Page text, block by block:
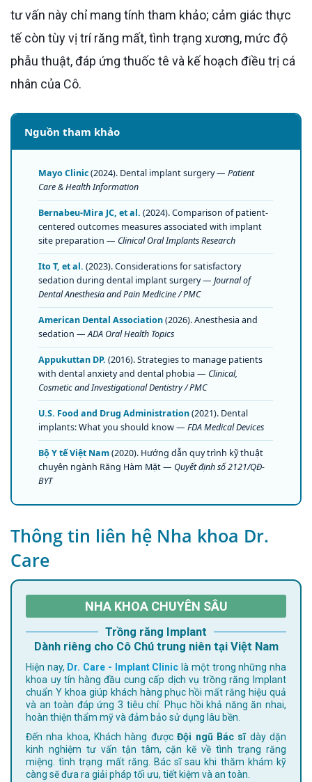
tư vấn này chỉ mang tính tham khảo; cảm giác thực
tế còn tùy vị trí răng mất, tình trạng xương, mức độ
phẫu thuật, đáp ứng thuốc tê và kế hoạch điều trị cá
nhân của Cô.
Nguồn tham khảo
Mayo Clinic(2024). Dental implant surgery — Patient
Care & Health Information
Bernabeu-Mira JC, et al. (2024). Comparison of patient-
centered outcomes measures associated with implant
site preparation — Clinical Oral Implants Research
Ito T, et al. (2023). Considerations for satisfactory
sedation during dental implant surgery — Journal of
Dental Anesthesia and Pain Medicine / PMC
American Dental Association(2026). Anesthesia and
sedation —ADA Oral Health Topics
Appukuttan DP. (2016). Strategies to manage patients
with dental anxiety and dental phobia — Clinical,
Cosmetic and Investigational Dentistry / PMC
U.S. Food and Drug Administration(2021). Dental
implants: What you should know — FDA Medical Devices
Bộ Y tế Việt Nam(2020). Hướng dẫn quy trình kỹ thuật
chuyên ngành Răng Hàm Mặt — Quyết định số 2121/QĐ-
BYT
Thông tin liên hệ Nha khoa Dr.
Care
NHA KHOA CHUYÊN SÂU
Trồng răng Implant
Dành riêng cho Cô Chú trung niên tại Việt Nam
Hiện nay, Dr. Care - Implant Clinic là một trong những nha
khoa uy tín hàng đầu cung cấp dịch vụ trồng răng Implant
chuẩn Y khoa giúp khách hàng phục hồi mất răng hiệu quả
và an toàn đáp ứng 3 tiêu chí: Phục hồi khả năng ăn nhai,
hoàn thiện thẩm mỹ và đảm bảo sử dụng lâu bền.
Đến nha khoa, Khách hàng đượcĐội ngũ Bác sĩdày dặn
kinh nghiệm tư vấn tận tâm, cặn kẽ về tình trạng răng
miệng. tình trạng mất răng. Bác sĩ sau khi thăm khám kỹ
càng sẽ đưa ra giải pháp tối ưu, tiết kiệm và an toàn.